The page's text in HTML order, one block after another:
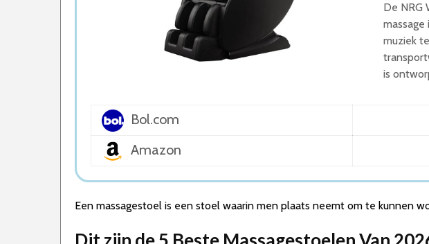
1. Beste Massagestoel van 2026
2. Beste Budget Massagestoel van 2026
3. Goede Koop Massagestoel
4. Stijlvolle Massagestoel
De NRG
muziek
is
Bol.com
Amazon
Een massagestoel is een stoel waarin men plaats neemt om te kunnen